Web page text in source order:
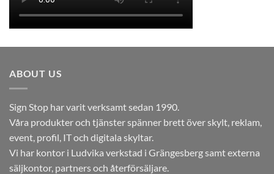
ABOUT US
Sign Stop har varit verksamt sedan 1990.
Våra produkter och tjänster spänner brett över skylt, reklam,
event, profil, IT och digitala skyltar.
Vi har kontor i Ludvika verkstad i Grängesberg samt externa
säljkontor, partners och återförsäljare.